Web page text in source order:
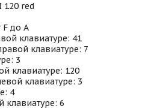
120 red
до A
клавиатуре: 41
клавиатуре: 7
3
клавиатуре: 120
клавиатуре: 3
4
клавиатуре: 6